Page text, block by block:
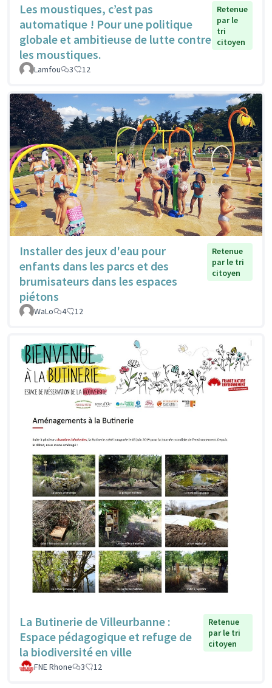
Les moustiques, c’est pas
automatique ! Pour une politique
globale et ambitieuse de lutte contre
les moustiques.
Retenue
par le
tri
citoyen
Lamfou 3 12
Installer des jeux d'eau pour
enfants dans les parcs et des
brumisateurs dans les espaces
piétons
Retenue
par le tri
citoyen
WaLo 4 12
La Butinerie de Villeurbanne :
Espace pédagogique et refuge de
la biodiversité en ville
Retenue
par le tri
citoyen
FNE Rhone 3 12